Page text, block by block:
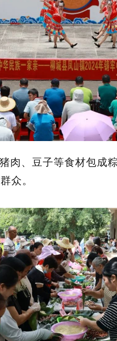
肉、豆子等食材包成
众。